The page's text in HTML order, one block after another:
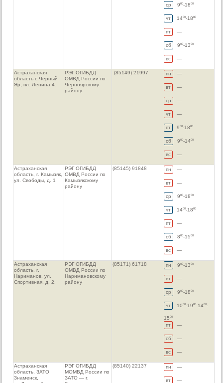
ср 900 -1800
чт 1400 -1800
пт —
сб 900 -1300
вс —
Астраханская
область с.Чёрный
Яр, пл. Ленина 4.
РЭГ ОГИБДД
ОМВД России по
Черноярскому
району
(85149) 21997 пн —
вт —
ср —
чт —
пт 900 -1800
сб 900 -1400
вс —
Астраханская
область, г. Камызяк,
ул. Свободы, д. 1
РЭГ ОГИБДД
ОМВД России по
Камызякскому
району
(85145) 91848 пн —
вт —
ср 900 -1800
чт 1400 -1800
пт —
сб 800 -1500
вс —
Астраханская
область, г.
Нариманов, ул.
Спортивная, д. 2.
РЭГ ОГИБДД
ОМВД России по
Наримановскому
району
(85171) 61718 пн 900 -1300
вт —
ср 900 -1800
чт 1000 -1900 1400 -
1500
пт —
сб —
вс —
Астраханская
область, ЗАТО
Знаменск,
РЭГ ОГИБДД
МОМВД России по
ЗАТО — г.
(85140) 22137 пн —
вт —